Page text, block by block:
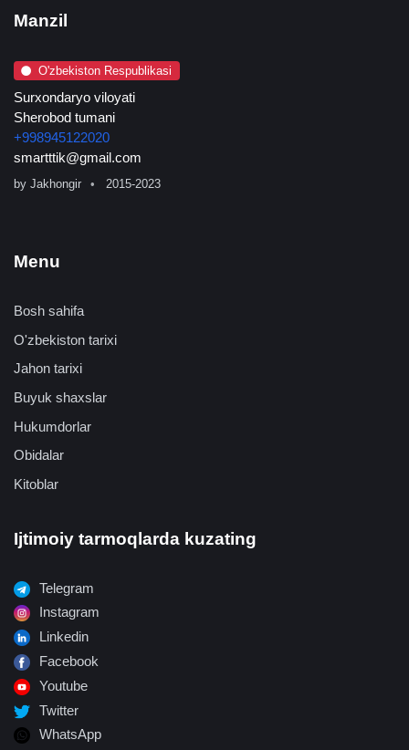
Manzil
O'zbekiston Respublikasi
Surxondaryo viloyati
Sherobod tumani
+998945122020
smartttik@gmail.com
by Jakhongir 2015-2023
Menu
Bosh sahifa
O'zbekiston tarixi
Jahon tarixi
Buyuk shaxslar
Hukumdorlar
Obidalar
Kitoblar
Ijtimoiy tarmoqlarda kuzating
Telegram
Instagram
Linkedin
Facebook
Youtube
Twitter
WhatsApp